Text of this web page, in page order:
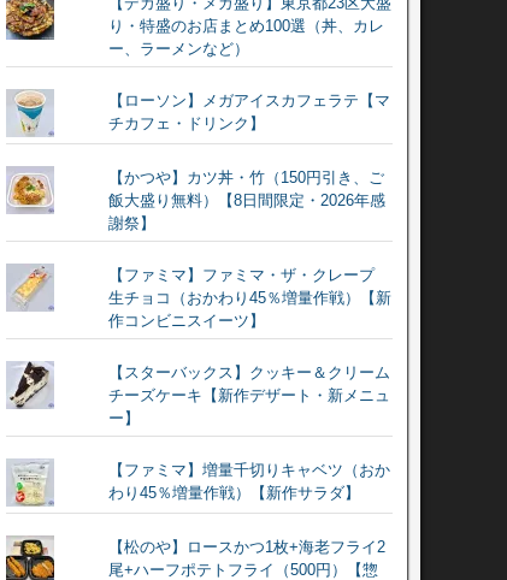
り・特盛のお店まとめ100選（丼、カレ
ー、ラーメンなど）
【ローソン】メガアイスカフェラテ【マ
チカフェ・ドリンク】
【かつや】カツ丼・竹（150円引き、ご
飯大盛り無料）【8日間限定・2026年感
謝祭】
【ファミマ】ファミマ・ザ・クレープ
生チョコ（おかわり45％増量作戦）【新
作コンビニスイーツ】
【スターバックス】クッキー＆クリーム
チーズケーキ【新作デザート・新メニュ
ー】
【ファミマ】増量千切りキャベツ（おか
わり45％増量作戦）【新作サラダ】
【松のや】ロースかつ1枚+海老フライ2
尾+ハーフポテトフライ（500円）【惣